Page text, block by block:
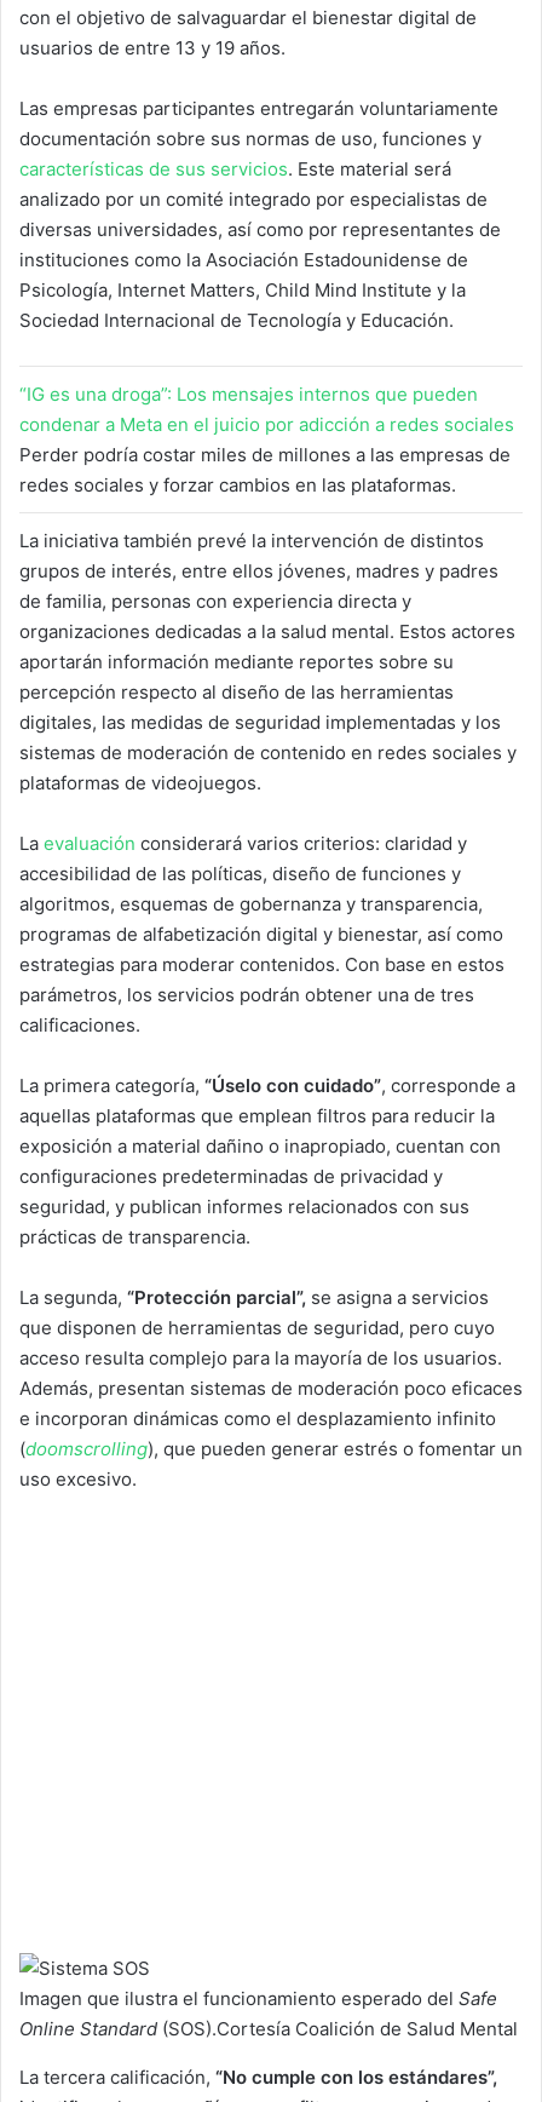
con el objetivo de salvaguardar el bienestar digital de
usuarios de entre 13 y 19 años.
Las empresas participantes entregarán voluntariamente
documentación sobre sus normas de uso, funciones y
características de sus servicios. Este material será
analizado por un comité integrado por especialistas de
diversas universidades, así como por representantes de
instituciones como la Asociación Estadounidense de
Psicología, Internet Matters, Child Mind Institute y la
Sociedad Internacional de Tecnología y Educación.
“IG es una droga”: Los mensajes internos que pueden
condenar a Meta en el juicio por adicción a redes sociales
Perder podría costar miles de millones a las empresas de
redes sociales y forzar cambios en las plataformas.
La iniciativa también prevé la intervención de distintos
grupos de interés, entre ellos jóvenes, madres y padres
de familia, personas con experiencia directa y
organizaciones dedicadas a la salud mental. Estos actores
aportarán información mediante reportes sobre su
percepción respecto al diseño de las herramientas
digitales, las medidas de seguridad implementadas y los
sistemas de moderación de contenido en redes sociales y
plataformas de videojuegos.
La evaluación considerará varios criterios: claridad y
accesibilidad de las políticas, diseño de funciones y
algoritmos, esquemas de gobernanza y transparencia,
programas de alfabetización digital y bienestar, así como
estrategias para moderar contenidos. Con base en estos
parámetros, los servicios podrán obtener una de tres
calificaciones.
La primera categoría, “Úselo con cuidado”, corresponde a
aquellas plataformas que emplean filtros para reducir la
exposición a material dañino o inapropiado, cuentan con
configuraciones predeterminadas de privacidad y
seguridad, y publican informes relacionados con sus
prácticas de transparencia.
La segunda, “Protección parcial”, se asigna a servicios
que disponen de herramientas de seguridad, pero cuyo
acceso resulta complejo para la mayoría de los usuarios.
Además, presentan sistemas de moderación poco eficaces
e incorporan dinámicas como el desplazamiento infinito
(doomscrolling), que pueden generar estrés o fomentar un
uso excesivo.
Imagen que ilustra el funcionamiento esperado del Safe
Online Standard (SOS).Cortesía Coalición de Salud Mental
La tercera calificación, “No cumple con los estándares”,